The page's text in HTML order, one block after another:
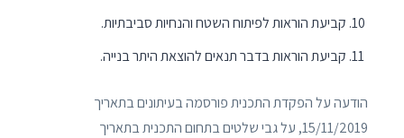
קביעת הוראות לפיתוח השטח והנחיות סביבתיות.
קביעת הוראות בדבר תנאים להוצאת היתר בנייה.
הודעה על הפקדת התכנית פורסמה בעיתונים בתאריך
15/11/2019, על גבי שלטים בתחום התכנית בתאריך